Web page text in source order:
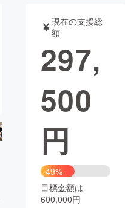
書籍・雑誌
チャレンジ
CAMPFIRE Creation
ya コミュニティ
現在の支援総
額
297,
500
円
49%
目標金額は
600,000円